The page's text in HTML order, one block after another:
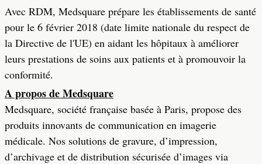
Avec RDM, Medsquare prépare les établissements de santé
pour le 6 février 2018 (date limite nationale du respect de
la Directive de l'UE) en aidant les hôpitaux à améliorer
leurs prestations de soins aux patients et à promouvoir la
conformité.
A propos de Medsquare
Medsquare, société française basée à Paris, propose des
produits innovants de communication en imagerie
médicale. Nos solutions de gravure, d’impression,
d’archivage et de distribution sécurisée d’images via